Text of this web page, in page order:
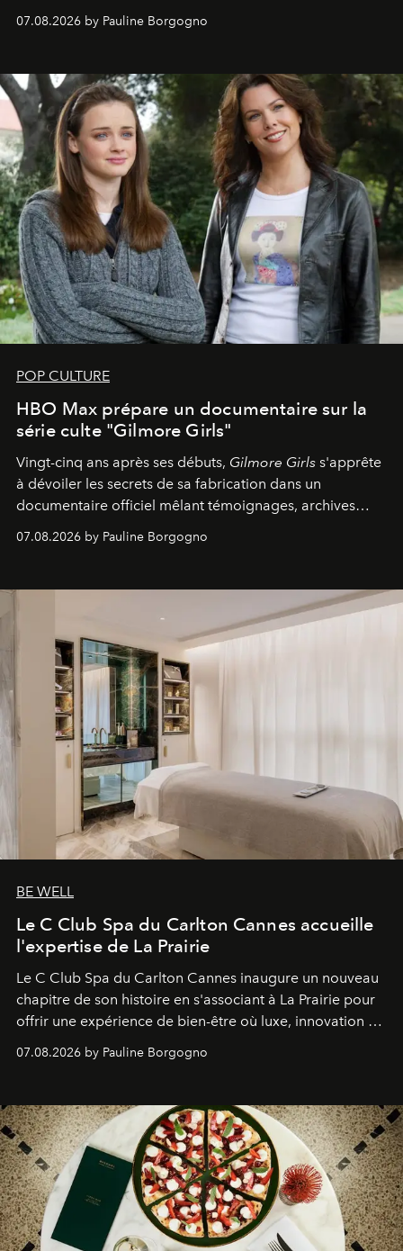
s'arrachent déjà.
07.08.2026 by Pauline Borgogno
POP CULTURE
HBO Max prépare un documentaire sur la
série culte "Gilmore Girls"
Vingt-cinq ans après ses débuts, Gilmore Girls s'apprête
à dévoiler les secrets de sa fabrication dans un
documentaire officiel mêlant témoignages, archives
inédites et plongée dans les coulisses d'un phénomène
générationnel.
07.08.2026 by Pauline Borgogno
BE WELL
Le C Club Spa du Carlton Cannes accueille
l'expertise de La Prairie
Le C Club Spa du Carlton Cannes inaugure un nouveau
chapitre de son histoire en s'associant à La Prairie pour
offrir une expérience de bien-être où luxe, innovation et
expertise se rencontrent.
07.08.2026 by Pauline Borgogno